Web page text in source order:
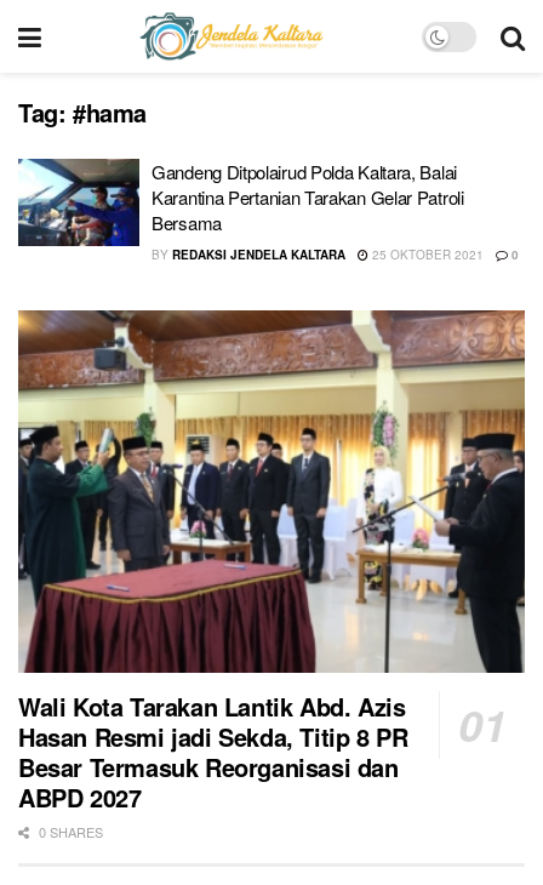
Tag: #hama
Gandeng Ditpolairud Polda Kaltara, Balai
Karantina Pertanian Tarakan Gelar Patroli
Bersama
BY REDAKSI JENDELA KALTARA 25 OKTOBER 2021 0
Wali Kota Tarakan Lantik Abd. Azis
Hasan Resmi jadi Sekda, Titip 8 PR
Besar Termasuk Reorganisasi dan
ABPD 2027
0 SHARES